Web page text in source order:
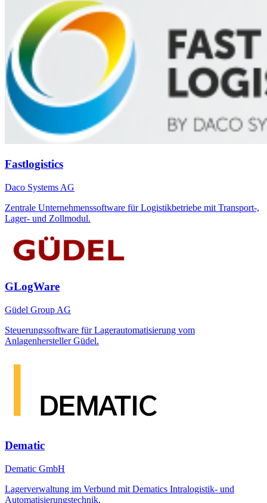
Fastlogistics
Daco Systems AG
Zentrale Unternehmenssoftware für Logistikbetriebe mit Transport-,
Lager- und Zollmodul.
GLogWare
Güdel Group AG
Steuerungssoftware für Lagerautomatisierung vom
Anlagenhersteller Güdel.
Dematic
Dematic GmbH
Lagerverwaltung im Verbund mit Dematics Intralogistik- und
Automatisierungstechnik.